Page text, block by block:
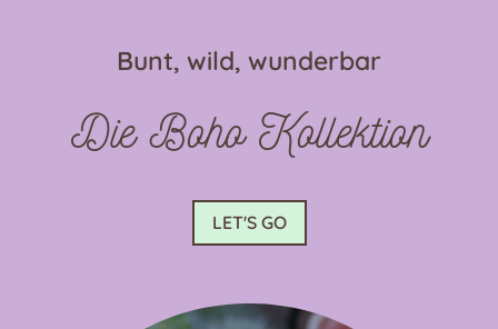
der
gewählt
werden
Bunt, wild, wunderbar
Die Boho Kollektion
LET'S GO